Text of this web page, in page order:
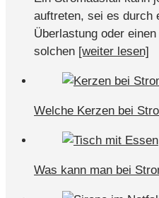
auftreten, sei es durch
Überlastung oder
solchen [weiter lesen]
Welche Kerzen bei
Was kann man bei